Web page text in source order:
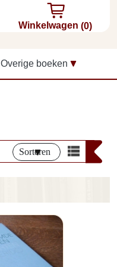
Winkelwagen (0)
Overige boeken
Sorteren